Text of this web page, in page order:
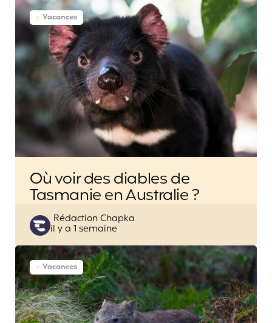
Vacances
Où voir des diables de
Tasmanie en Australie ?
Posted
by
Rédaction Chapka
il y a 1 semaine
Vacances